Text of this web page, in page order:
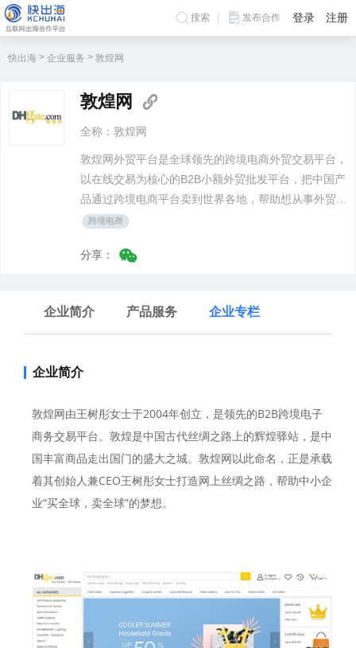
搜索 发布合作 登录 注册
快出海 > 企业服务 > 敦煌网
敦煌网
全称：敦煌网
敦煌网外贸平台是全球领先的跨境电商外贸交易平台，
以在线交易为核心的B2B小额外贸批发平台，把中国产
品通过跨境电商平台卖到世界各地，帮助想从事外贸生
意的朋友实现网上创业，网上开店！
跨境电商
分享：
企业简介 产品服务 企业专栏
企业简介
敦煌网由王树彤女士于2004年创立，是领先的B2B跨境电子
商务交易平台。敦煌是中国古代丝绸之路上的辉煌驿站，是中
国丰富商品走出国门的盛大之城。敦煌网以此命名，正是承载
着其创始人兼CEO王树彤女士打造网上丝绸之路，帮助中小企
业“买全球，卖全球”的梦想。